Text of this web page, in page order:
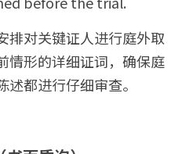
排对关键证人进行庭外取
情形的详细证词，确保庭
都进行仔细审查。